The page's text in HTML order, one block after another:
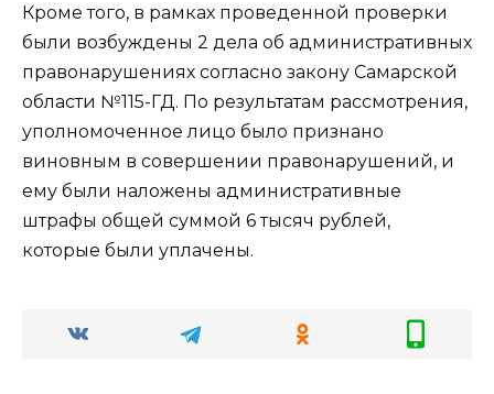
Кроме того, в рамках проведенной проверки
были возбуждены 2 дела об административных
правонарушениях согласно закону Самарской
области №115-ГД. По результатам рассмотрения,
уполномоченное лицо было признано
виновным в совершении правонарушений, и
ему были наложены административные
штрафы общей суммой 6 тысяч рублей,
которые были уплачены.